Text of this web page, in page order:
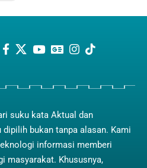
suku kata Aktual dan
bukan tanpa alasan. Kami
informasi memberi
masyarakat. Khususnya,